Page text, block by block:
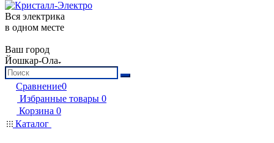
Вся электрика
в одном месте
Ваш город
Йошкар-Ола
Сравнение0
Избранные товары 0
Корзина 0
Каталог